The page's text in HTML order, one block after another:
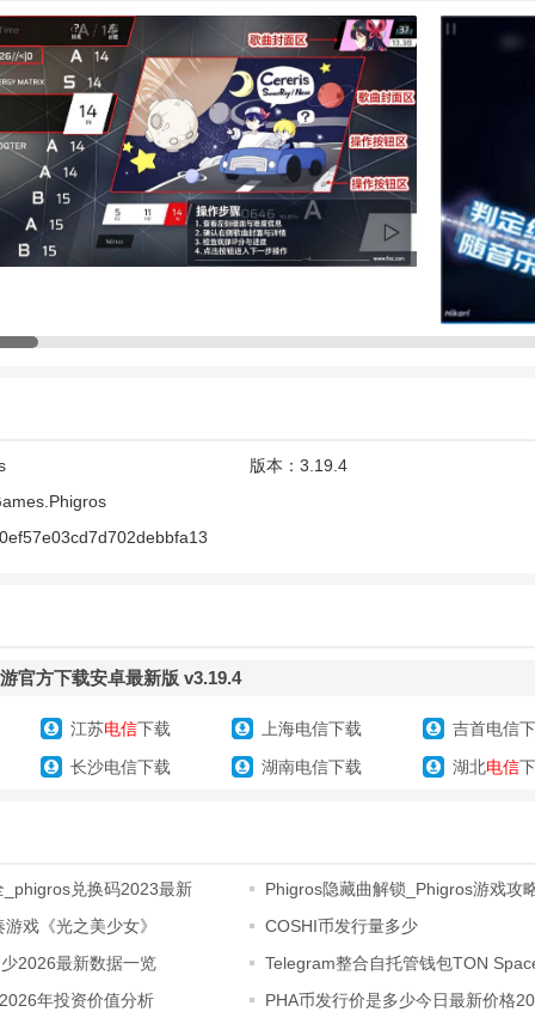
击（Tap）、长按（Hold）、滑动（Flick）和拖拽（Drag）四种音符
出千变万化的节奏挑战。
拥有大量由数十名画师绘制的精美二次元插画，玩家在推进 剧情 和挑
户推荐通过飞翔本页下载“Phigros”，或访问官网https://
官网下载APK文件，需在手机设置中开启“允许安装未知来源应用”的权
版本： 3.19.4
官方下载安卓最新版 v3.19.4
江苏电信下载 上海电信下载
吉首电信
长沙电信下载
湖南电信下载 湖北电信
兑换码2023最新
Phigros隐藏曲解锁_Phigros游戏攻
戏《光之美少女》
COSHI币发行量多少
2026最新数据一览
Telegram整合自托管钱包TON
年投资价值分析
PHA币发行价是多少今日最新价格